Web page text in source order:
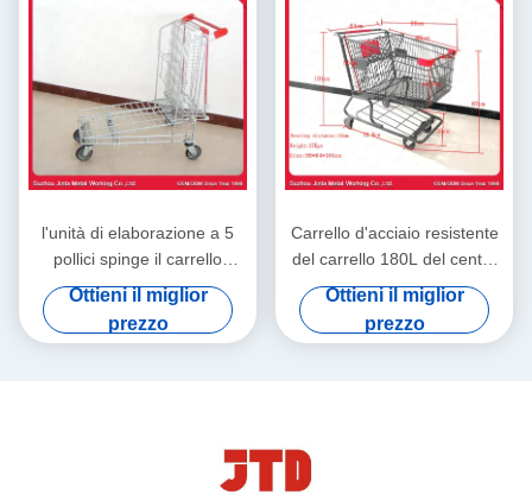
l'unità di elaborazione a 5
pollici spinge il carrello
resistente del carico dei
carrelli 240L di acquisto del
metallo
Ottieni il miglior
prezzo
Carrello d'acciaio resistente
del carrello 180L del centro
commerciale del
supermercato dell'OEM
Ottieni il miglior
prezzo